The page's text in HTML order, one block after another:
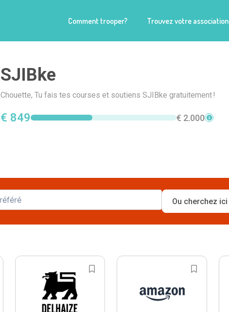
Comment trooper? Trouvez votre association
SJIBke
Chouette, Tu fais tes courses et soutiens SJIBke gratuitement !
€ 849 € 2.000